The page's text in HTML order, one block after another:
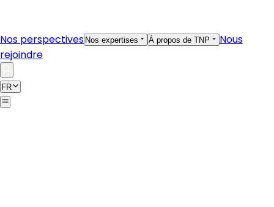
Nos perspectives Nos expertises À propos de TNP
Nous
rejoindre
FR